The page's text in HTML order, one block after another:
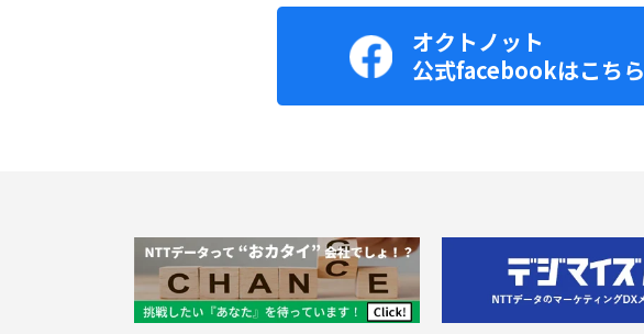
オクトノット
公式facebookはこちら